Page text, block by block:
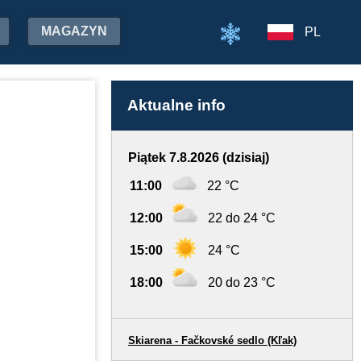
MAGAZYN PL
Aktualne info
Piątek 7.8.2026 (dzisiaj)
11:00 22 °C
12:00 22 do 24 °C
15:00 24 °C
18:00 20 do 23 °C
Skiarena - Fačkovské sedlo (Kľak)